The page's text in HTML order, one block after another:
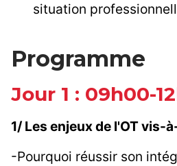
situation
Programme
Jour 1 : 09h00-
1/ Les enjeux de l'OT vis-
-Pourquoi réussir son